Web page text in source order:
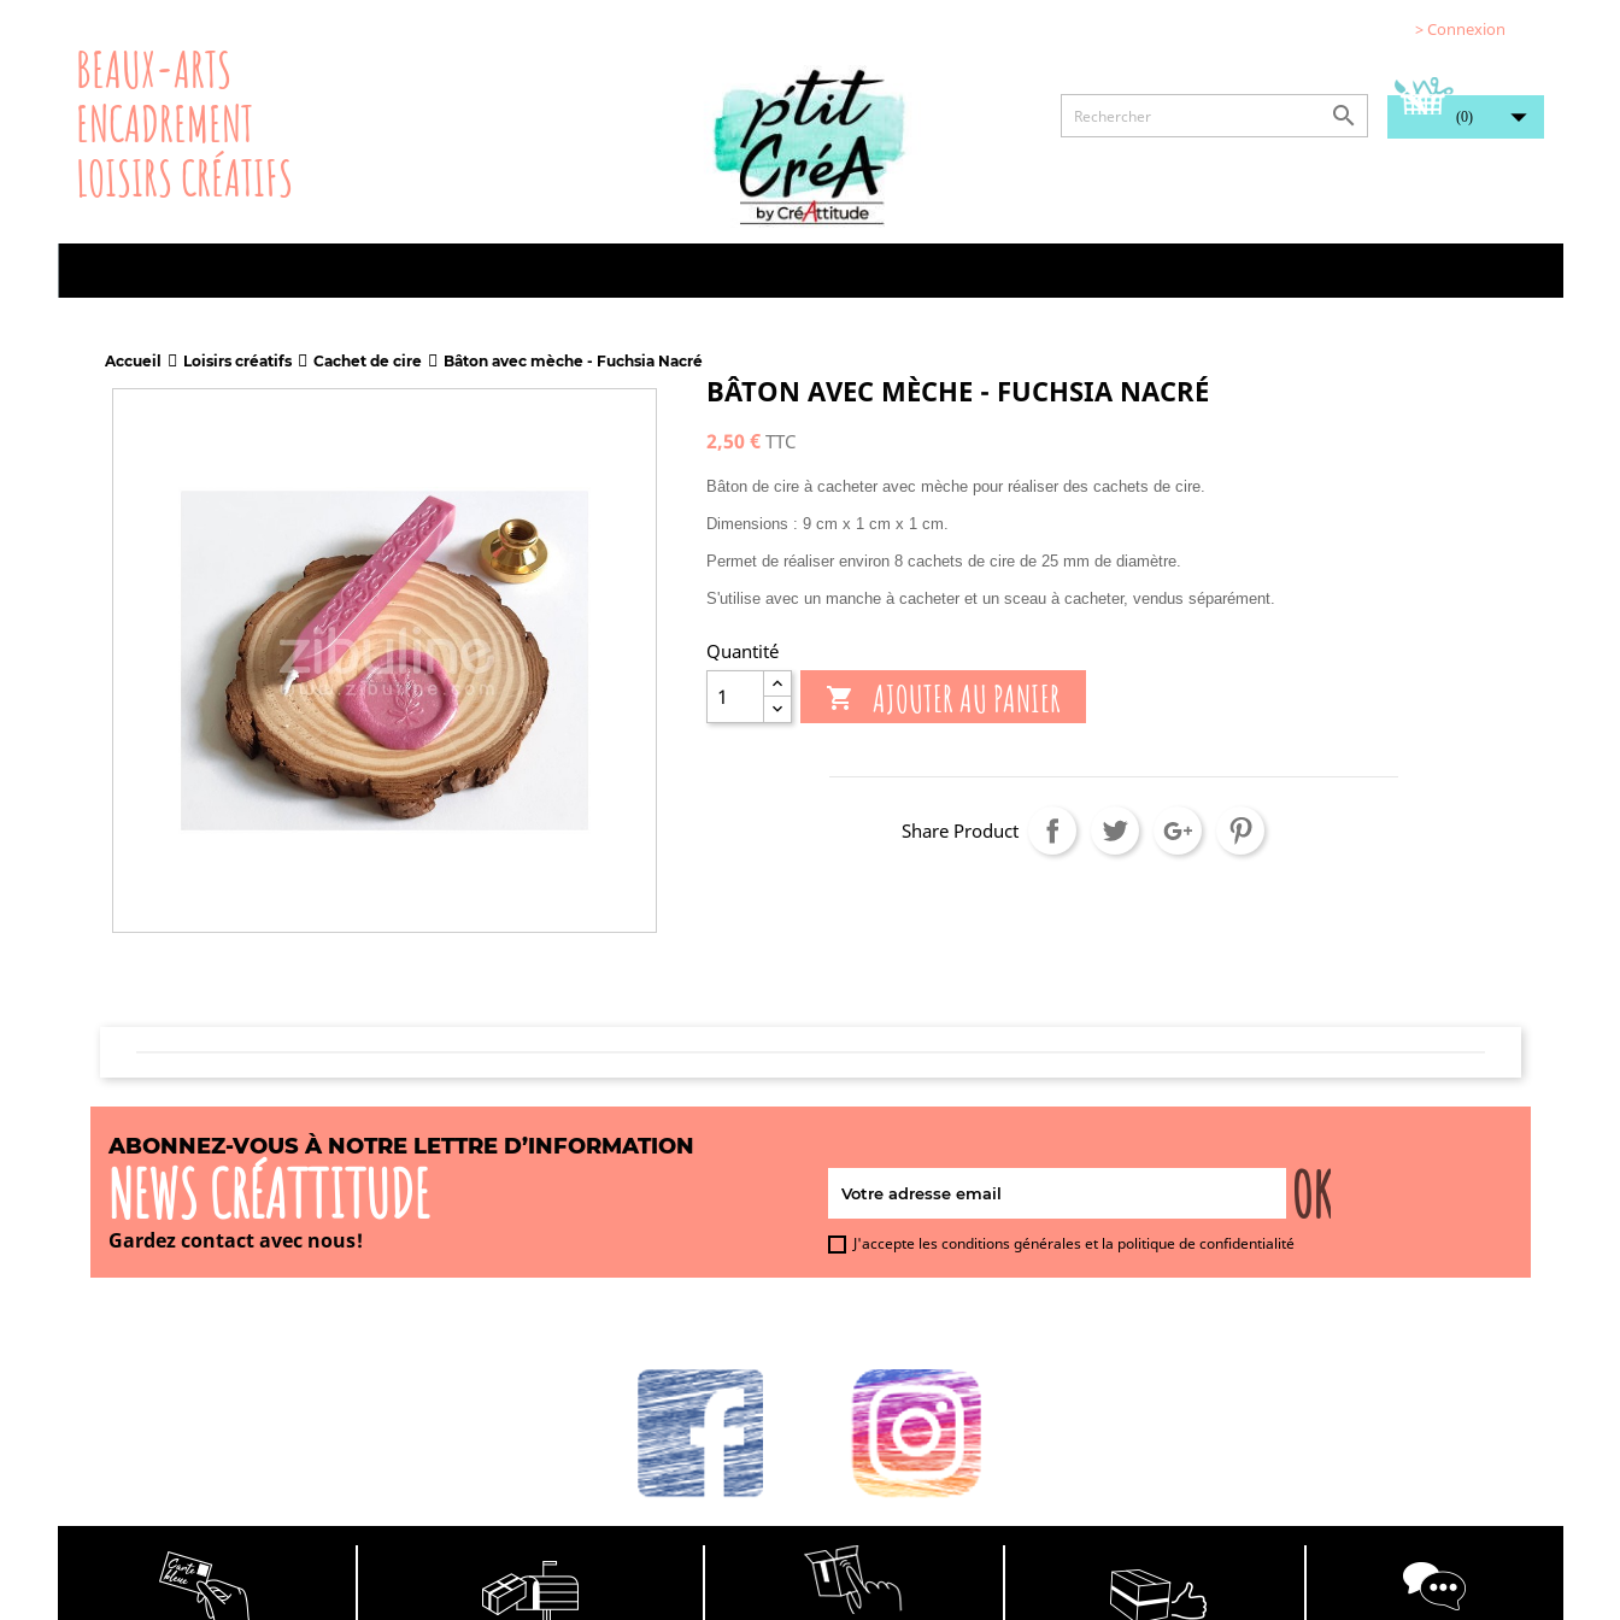
> Connexion
BEAUX-ARTS
ENCADREMENT
LOISIRS CRÉATIFS
 (0) 
Accueil Loisirs créatifs Cachet de cire Bâton avec mèche - Fuchsia Nacré
BÂTON AVEC MÈCHE - FUCHSIA NACRÉ
2,50 € TTC
Bâton de cire à cacheter avec mèche pour réaliser des cachets de cire.
Dimensions : 9 cm x 1 cm x 1 cm.
Permet de réaliser environ 8 cachets de cire de 25 mm de diamètre.
S'utilise avec un manche à cacheter et un sceau à cacheter, vendus séparément.
Quantité
 AJOUTER AU PANIER
Share Product
ABONNEZ-VOUS À NOTRE LETTRE D’INFORMATION
NEWS CRÉATTITUDE
Gardez contact avec nous! J'accepte les conditions générales et la politique de confidentialité